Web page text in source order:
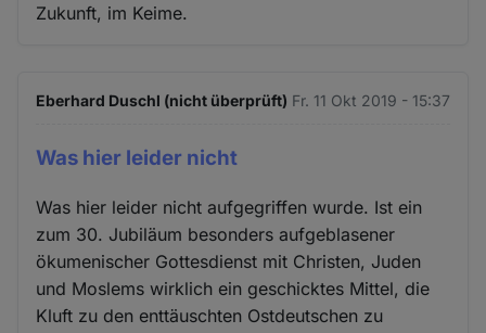
Zukunft, im Keime.
Eberhard Duschl (nicht überprüft) Fr. 11 Okt 2019 - 15:37
Was hier leider nicht
Was hier leider nicht aufgegriffen wurde. Ist ein
zum 30. Jubiläum besonders aufgeblasener
ökumenischer Gottesdienst mit Christen, Juden
und Moslems wirklich ein geschicktes Mittel, die
Kluft zu den enttäuschten Ostdeutschen zu